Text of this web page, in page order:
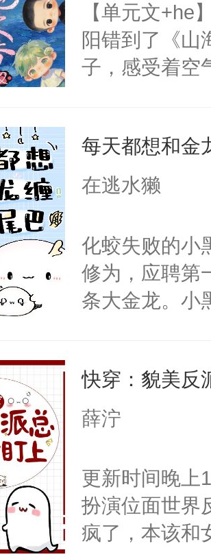
【单元文+he
阳错到了《山
子，感受着空
侣是什么？
中绝望，但为
快放开我！我
哪？”祝余草
白带去了异世
到了异世界，
他一见钟情了
你真的不想要
（坚定得像是
笑）：“小样
三：狌狌世
《山海经》的
每天都想和金
在逃水獭
化蛟失败的小
修为，应聘第
条大金龙。小
老板，真、
后后来——金
那么简单。小
要秃了……「
黑蛇受注：私
本文指体香。
快穿：貌美反
薛泞
更新时间晚上
扮演位面世界
疯了，本该和